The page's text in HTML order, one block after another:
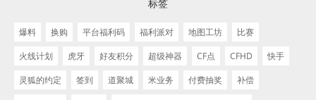
标签
爆料 换购 平台福利码 福利派对 地图工坊
比赛
火线计划
虎牙 好友积分 超级神器 CF点 CFHD
快手
灵狐的约定
签到 道聚城 米业务 付费抽奖
补偿